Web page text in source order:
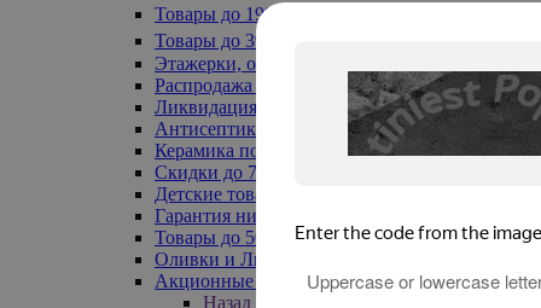
Товары до 199₽
Товары до 399₽
Этажерки, обувницы
Распродажа текстиля до -50%
Ликвидация до -70%
Антисептики
Керамика по 129 руб
Скидки до 70%
Детские товары
Гарантия низкой цены
Товары до 500 руб
Оливки и Лимоны
Акционные товары
Назад